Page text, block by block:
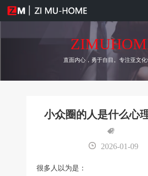
直面内心，勇于自目。专注亚文化
小众圈的人是什么心
2026-01-09
很多人以为是：